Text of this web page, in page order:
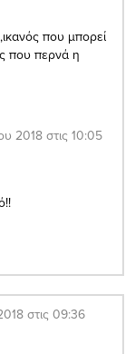
που μπορεί
που περνά η
2018 στις 10:05
στις 09:36